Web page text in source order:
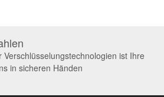
Verschlüsselungstechnologien ist Ihre
in sicheren Händen